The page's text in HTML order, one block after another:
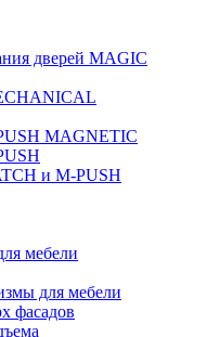
дверей MAGIC
MAGNETIC
и M-PUSH
мебели
для мебели
фасадов